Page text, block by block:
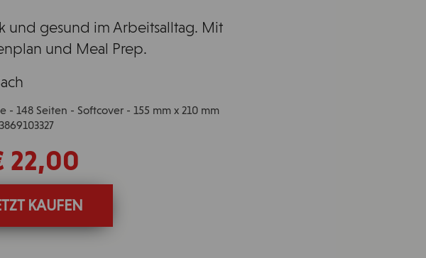
und gesund im Arbeitsalltag. Mit
und Meal Prep.
- 148 Seiten - Softcover - 155 mm x 210 mm
22,00
KAUFEN